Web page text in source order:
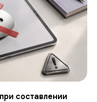
составлении